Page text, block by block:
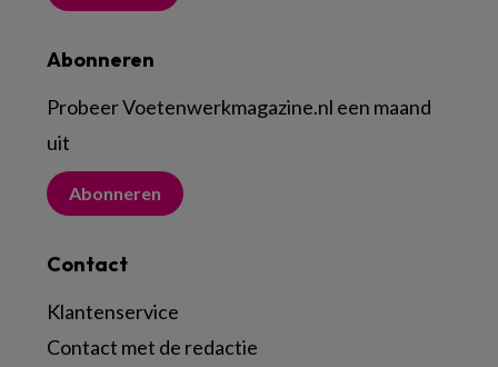
Abonneren
Probeer Voetenwerkmagazine.nl een maand
uit
Abonneren
Contact
Klantenservice
Contact met de redactie